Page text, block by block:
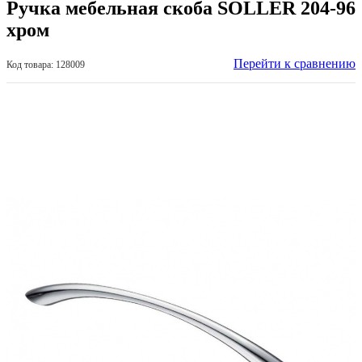
Ручка мебельная скоба SOLLER 204-96
хром
Код товара: 128009 Перейти к сравнению